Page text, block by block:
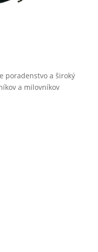
poradenstvo a široký
a milovníkov